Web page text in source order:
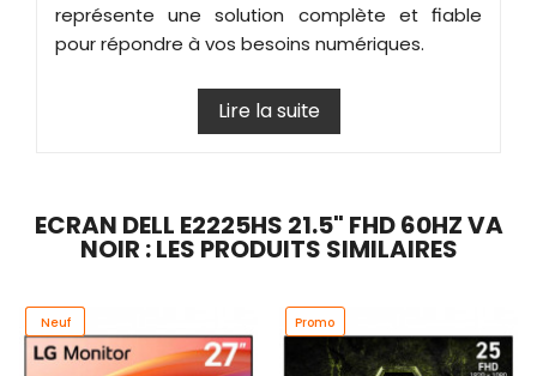
représente une solution complète et fiable
pour répondre à vos besoins numériques.
Lire la suite
ECRAN DELL E2225HS 21.5" FHD 60HZ VA
NOIR : LES PRODUITS SIMILAIRES
Promo
Neuf Promo